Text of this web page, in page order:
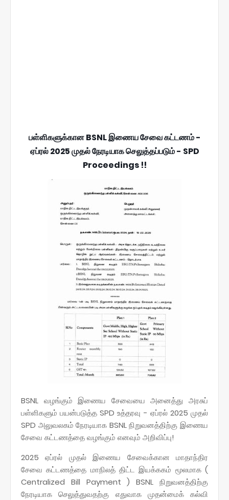
பள்ளிகளுக்கான BSNL இணைய சேவை கட்டணம் -
ஏப்ரல் 2025 முதல் நேரடியாக செலுத்தப்படும் - SPD
Proceedings !!
BSNL வழங்கும் இணைய சேவையை அனைத்து அரசுப்
பள்ளிகளும் பயன்படுத்த SPD உத்தரவு - ஏப்ரல் 2025 முதல்
SPD அலுவலகம் நேரடியாக BSNL நிறுவனத்திற்கு இணைய
சேவை கட்டணத்தை வழங்கும் எனவும் அறிவிப்பு!
2025 ஏப்ரல் முதல் இணைய சேவைக்கான மாதாந்திர
சேவை கட்டணத்தை மாநிலத் திட்ட இயக்ககம் மூலமாக (
Centralized Bill Payment ) BSNL நிறுவனத்திற்கு
நேரடியாக செலுத்துவதற்கு எதுவாக முதன்மைக் கல்வி